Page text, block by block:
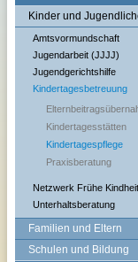
Kinder und
Amtsvormundschaft
Jugendarbeit (JJJJ)
Jugendgerichtshilfe
Kindertagesbetreuung
Kindertagesstätten
Kindertagespflege
Praxisberatung
Netzwerk Frühe Kindheit
Unterhaltsberatung
Familien und Eltern
Schulen und Bildung